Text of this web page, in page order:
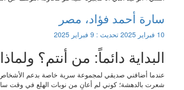
سارة أحمد فؤاد، مصر
10 فبراير 2025 تحديث : 9 فبراير 2025
البداية دائماً: من أنتم؟
شعرت بالدهشة؛ كوني لم أعانِ من نوبات الهلع في وقت